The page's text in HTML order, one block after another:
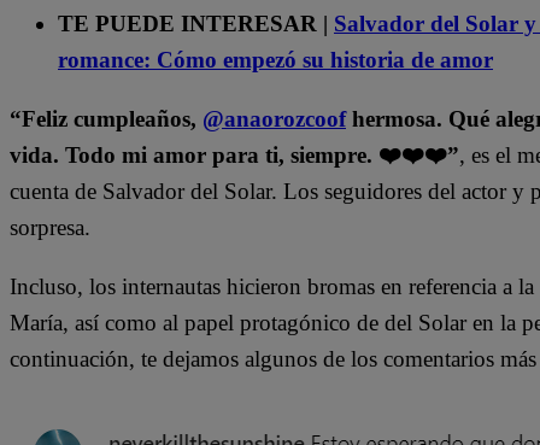
TE PUEDE INTERESAR | Salvador del Solar
romance: Cómo empezó su historia de amor
“Feliz cumpleaños, @anaorozcoofhermosa. Qué
vida. Todo mi amor para ti, siempre. ❤️❤️❤️”, es el
cuenta de Salvador del Solar. Los seguidores del actor
sorpresa.
Incluso, los internautas hicieron bromas en referencia a
María, así como al papel protagónico de del Solar en la
continuación, te dejamos algunos de los comentarios